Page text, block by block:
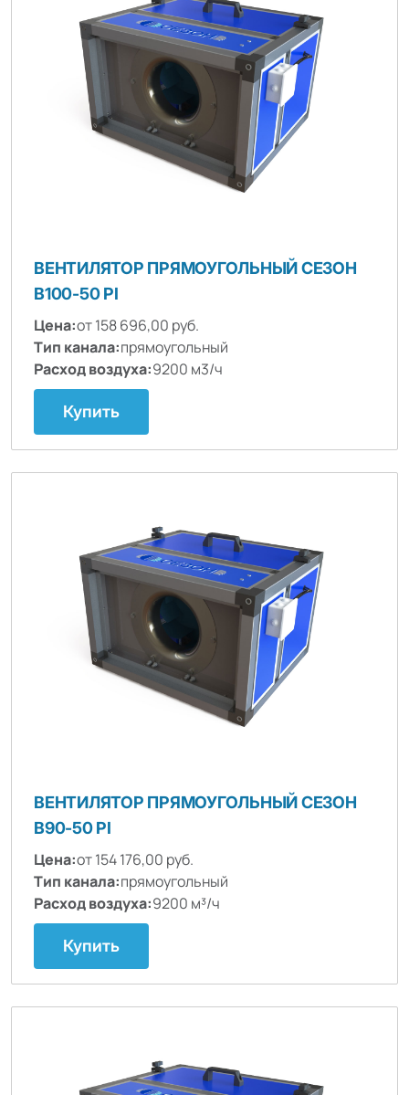
ВЕНТИЛЯТОР ПРЯМОУГОЛЬНЫЙ СЕЗОН
B100-50 PI
Цена:от 158 696,00 руб.
Тип канала:прямоугольный
Расход воздуха:9200 м3/ч
Купить
ВЕНТИЛЯТОР ПРЯМОУГОЛЬНЫЙ СЕЗОН
B90-50 PI
Цена:от 154 176,00 руб.
Тип канала:прямоугольный
Расход воздуха:9200 м³/ч
Купить